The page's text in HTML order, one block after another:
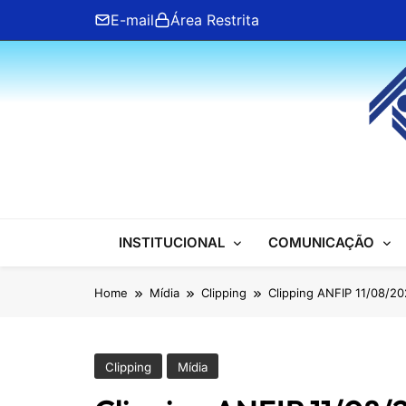
content
E-mail Área Restrita
ANFIP Nacional
INSTITUCIONAL COMUNICAÇÃO
Home Mídia Clipping Clipping ANFIP 11/08/
Clipping Mídia